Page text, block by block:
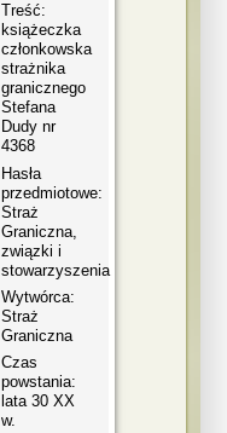
Treść:
książeczka
członkowska
strażnika
granicznego
Stefana
Dudy nr
4368
Hasła
przedmiotowe:
Straż
Graniczna,
związki i
stowarzyszenia
Wytwórca:
Straż
Graniczna
Czas
powstania:
lata 30 XX
w.